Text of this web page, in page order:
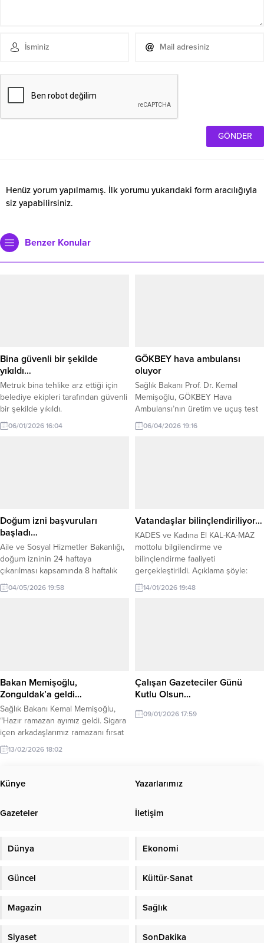
Henüz yorum yapılmamış. İlk yorumu yukarıdaki form aracılığıyla
siz yapabilirsiniz.
Benzer Konular
Bina güvenli bir şekilde
yıkıldı…
Metruk bina tehlike arz ettiği için
belediye ekipleri tarafından güvenli
bir şekilde yıkıldı.
06/01/2026 16:04
GÖKBEY hava ambulansı
oluyor
Sağlık Bakanı Prof. Dr. Kemal
Memişoğlu, GÖKBEY Hava
Ambulansı’nın üretim ve uçuş test
faaliyetlerini yerinde inceledi. Sağlık
Bakanı Prof. Dr. Kemal Memişoğlu,
Bakan Memişoğlu, Türkiye’nin
sağlıkta...
06/04/2026 19:16
Doğum izni başvuruları
başladı…
Aile ve Sosyal Hizmetler Bakanlığı,
doğum izninin 24 haftaya
çıkarılması kapsamında 8 haftalık
ilave izin için başvuruların bugün
itibarıyla başladığını duyurdu. Aile
haftaya çıkarılırken, bu süreden
yararlanmak...
04/05/2026 19:58
Vatandaşlar bilinçlendiriliyor…
KADES ve Kadına El KAL-KA-MAZ
mottolu bilgilendirme ve
bilinçlendirme faaliyeti
gerçekleştirildi. Açıklama şöyle:
“Kdz.Ereğli İlçe Jandarma
Komutanlığı Aile İçi Şiddetle
Tanımı ve Çeşitleri, Şiddet
Mağdurlarının...
14/01/2026 19:48
Bakan Memişoğlu,
Zonguldak’a geldi…
Sağlık Bakanı Kemal Memişoğlu,
“Hazır ramazan ayımız geldi. Sigara
içen arkadaşlarımız ramazanı fırsat
bilsinler ve sigarayı sağlıkçıların
yardımıyla bıraksınlar” dedi. Sağlık
ziyaret ve incelemelerde bulunmak
üzere Zonguldak’a geldi. Bakan
Zonguldak Valisi Osman
Bozkurt, Ahmet Çolakoğlu,...
13/02/2026 18:02
Çalışan Gazeteciler Günü
Kutlu Olsun…
09/01/2026 17:59
Künye Yazarlarımız
Gazeteler İletişim
Dünya Ekonomi
Güncel Kültür-Sanat
Magazin Sağlık
Siyaset SonDakika